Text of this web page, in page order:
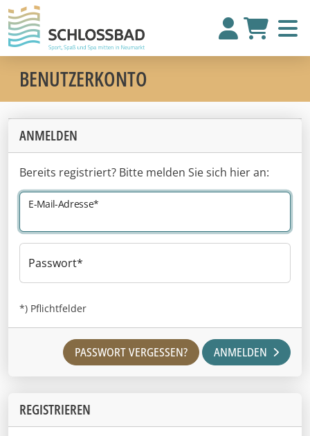
BENUTZERKONTO
ANMELDEN
Bereits registriert? Bitte melden Sie sich hier an:
E-Mail-Adresse
Passwort
*) Pflichtfelder
PASSWORT VERGESSEN? ANMELDEN
REGISTRIEREN